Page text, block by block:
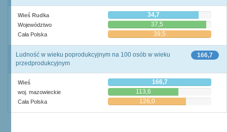
Wieś Rudka 34,7
Województwo 37,5
Cała Polska 39,5
166,7
Ludność w wieku poprodukcyjnym na 100 osób w wieku
przedprodukcyjnym
Wieś 166,7
woj. mazowieckie 113,6
Cała Polska 126,0